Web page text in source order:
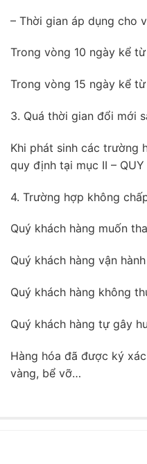
– Thời gian áp dụng cho
Trong vòng 10 ngày kể
Trong vòng 15 ngày kể
3. Quá thời gian đổi mới
Khi phát sinh các trường
quy định tại mục II –
4. Trường hợp không
Quý khách hàng muốn
Quý khách hàng vận
Quý khách hàng không
Quý khách hàng tự gây
Hàng hóa đã được ký
vàng, bể vỡ…